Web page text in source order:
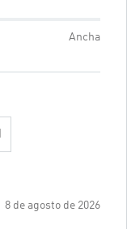
Ancha
8 de agosto de 2026